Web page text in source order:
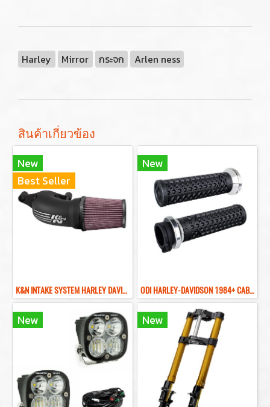
Harley Mirror กระจก Arlen ness
สินค้าเกี่ยวข้อง
New
Best Seller
K&N INTAKE SYSTEM HARLEY DAVIDSON M8 กรองอากาศแต่ง KN สำหรับรถฮาเล่ย์ Touring Softail
New
ODI HARLEY-DAVIDSON 1984+ CABLE VANS V-TWIN LOCK-ON GRIP SET-ปลอกมือแต่งฮาเล่ย์
New New